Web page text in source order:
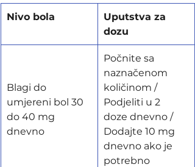
​Nivo bola
Uputstva za
dozu
Blagi do
umjereni bol 30
do 40 mg
dnevno
Počnite sa
naznačenom
količinom /
Podjeliti u 2
doze dnevno /
Dodajte 10 mg
dnevno ako je
potrebno